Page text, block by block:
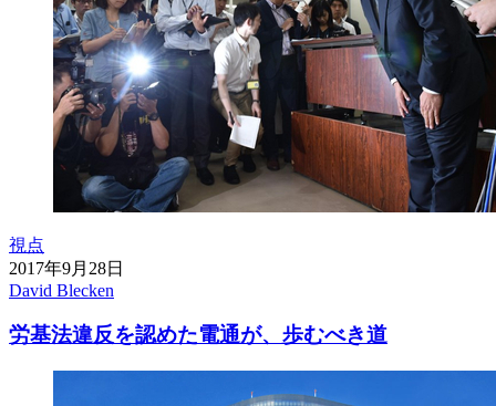
視点
2017年9月28日
David Blecken
労基法違反を認めた電通が、歩むべき道